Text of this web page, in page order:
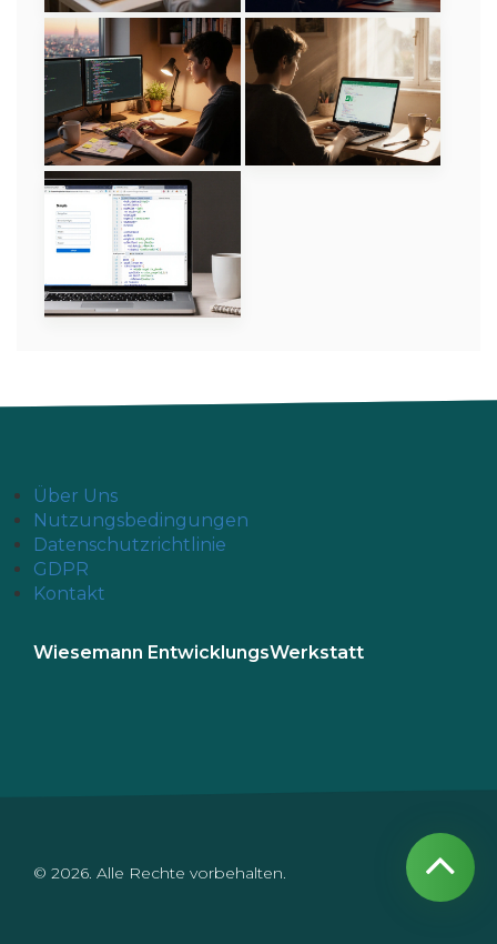
Über Uns
Nutzungsbedingungen
Datenschutzrichtlinie
GDPR
Kontakt
Wiesemann EntwicklungsWerkstatt
© 2026. Alle Rechte vorbehalten.